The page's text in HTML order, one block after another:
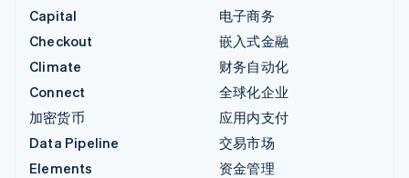
Capital
Checkout
Climate
Connect
加密货币
Data Pipeline
Elements
电子商务
嵌入式金融
财务自动化
全球化企业
应用内支付
交易市场
资金管理